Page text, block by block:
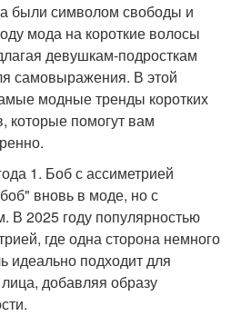
были символом свободы и
мода на короткие волосы
девушкам-подросткам
самовыражения. В этой
модные тренды коротких
которые помогут вам
1. Боб с ассиметрией
вновь в моде, но с
В 2025 году популярностью
где одна сторона немного
идеально подходит для
добавляя образу